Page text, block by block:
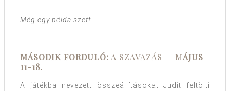
Még egy példa szett…
MÁSODIK FORDULÓ: A SZAVAZÁS — MÁJUS
11-18.
A játékba nevezett összeállításokat Judit feltölti